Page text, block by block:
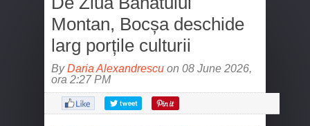
Montan, Bocșa deschide
larg porțile culturii
ByDaria Alexandrescu on 08 June 2026,
ora 2:27 PM